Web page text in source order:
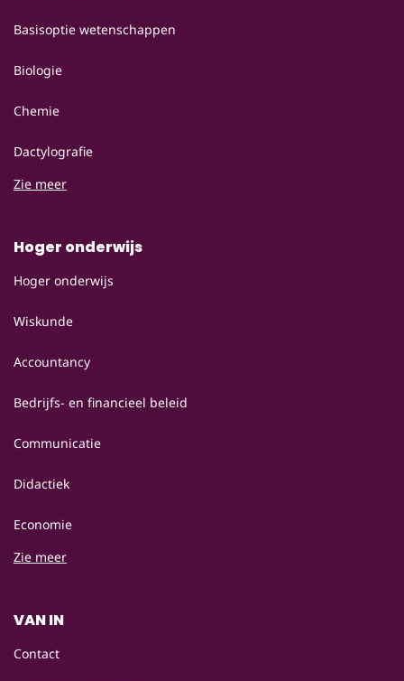
Basisoptie wetenschappen
Biologie
Chemie
Dactylografie
Zie meer
Hoger onderwijs
Hoger onderwijs
Wiskunde
Accountancy
Bedrijfs- en financieel beleid
Communicatie
Didactiek
Economie
Zie meer
VAN IN
Contact